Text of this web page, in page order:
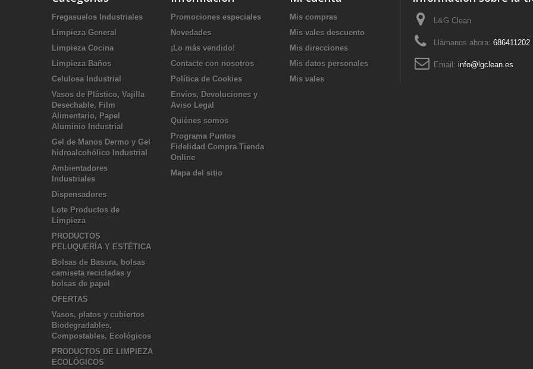
Fregasuelos Industriales
Limpieza General
Limpieza Cocina
Limpieza Baños
Celulosa Industrial
Vasos de Plástico, Vajilla
Desechable, Film
Alimentario, Papel
Aluminio Industrial
Gel de Manos Dermo y Gel
hidroalcohólico Industrial
Ambientadores
Industriales
Dispensadores
Lote Productos de
Limpieza
PRODUCTOS
PELUQUERÍA Y ESTÉTICA
Bolsas de Basura, bolsas
camiseta recicladas y
bolsas de papel
OFERTAS
Vasos, platos y cubiertos
Biodegradables,
Compostables, Ecológicos
PRODUCTOS DE LIMPIEZA
ECOLÓGICOS
Promociones especiales
Novedades
¡Lo más vendido!
Contacte con nosotros
Política de Cookies
Envíos, Devoluciones y
Aviso Legal
Quiénes somos
Programa Puntos
Fidelidad Compra Tienda
Online
Mapa del sitio
Mis compras
Mis vales descuento
Mis direcciones
Mis datos personales
Mis vales
L&G Clean
Llámanos ahora: 686411202
Email: info@lgclean.es